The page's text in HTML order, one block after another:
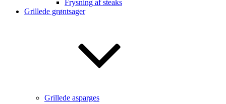
Frysning af steaks
Grillede grøntsager
Grillede asparges